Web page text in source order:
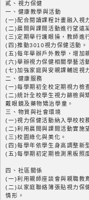
貳、視力保健
一、健康教學與活動
(一)配合閱讀課程計畫融入視
(二)晨間與課間活動進行望遠
(三)定期舉行護眼操，教師進
(四)推動3010視力保健活動。
(五)每年舉辦戶外教學，增加
(六)舉辦視力保健相關學藝活
(七)加強家庭與安親課輔班視
二、健康服務
(一)每學期初全校定期視力檢
(二)統計全校學生視力篩檢與
戴眼鏡及藥物矯治學童。
三、物質與社會環境
(一)視力保健活動納入學校校
(二)利用晨間與課間活動實施
(三)校園綠化與美化。
(四)每學年依學生身高調整新
(五)每學期初定期檢測黑板照
四、社區關係
(一)利用親師座談會與親職教
(二)以家庭聯絡簿張貼視力保
情形。